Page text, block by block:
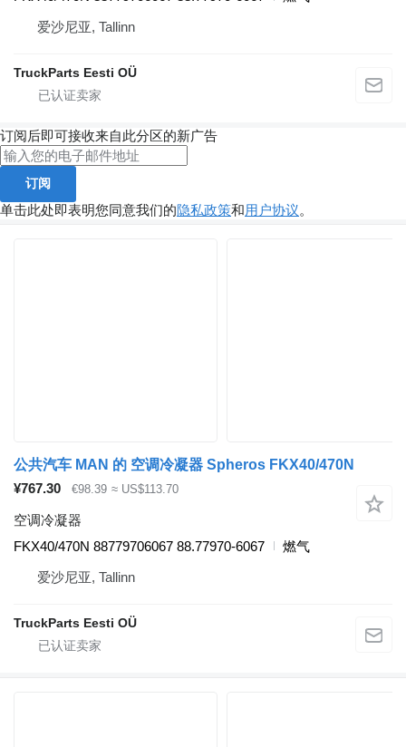
爱沙尼亚, Tallinn
TruckParts Eesti OÜ
订阅后即可接收来自此分区的新广告
订阅
单击此处即表明您同意我们的隐私政策和用户协议。
公共汽车 MAN 的 空调冷凝器 Spheros FKX40/470N
¥767.30
€98.39 ≈ US$113.70
空调冷凝器
FKX40/470N 88779706067 88.77970-6067
燃气
爱沙尼亚, Tallinn
TruckParts Eesti OÜ